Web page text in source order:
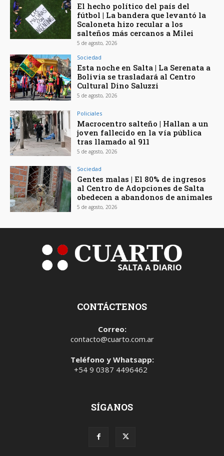
El hecho político del país del
fútbol | La bandera que levantó la
Scaloneta hizo recular a los
salteños más cercanos a Milei
5 de agosto, 2026
Sociedad
Esta noche en Salta | La Serenata a
Bolivia se trasladará al Centro
Cultural Dino Saluzzi
5 de agosto, 2026
Policiales
Macrocentro salteño | Hallan a un
joven fallecido en la vía pública
tras llamado al 911
5 de agosto, 2026
Sociedad
Gentes malas | El 80% de ingresos
al Centro de Adopciones de Salta
obedecen a abandonos de animales
5 de agosto, 2026
CONTÁCTENOS
Correo:
contacto@cuarto.com.ar
Teléfono y Whatsapp:
+54 9 0387 4496462
SÍGANOS